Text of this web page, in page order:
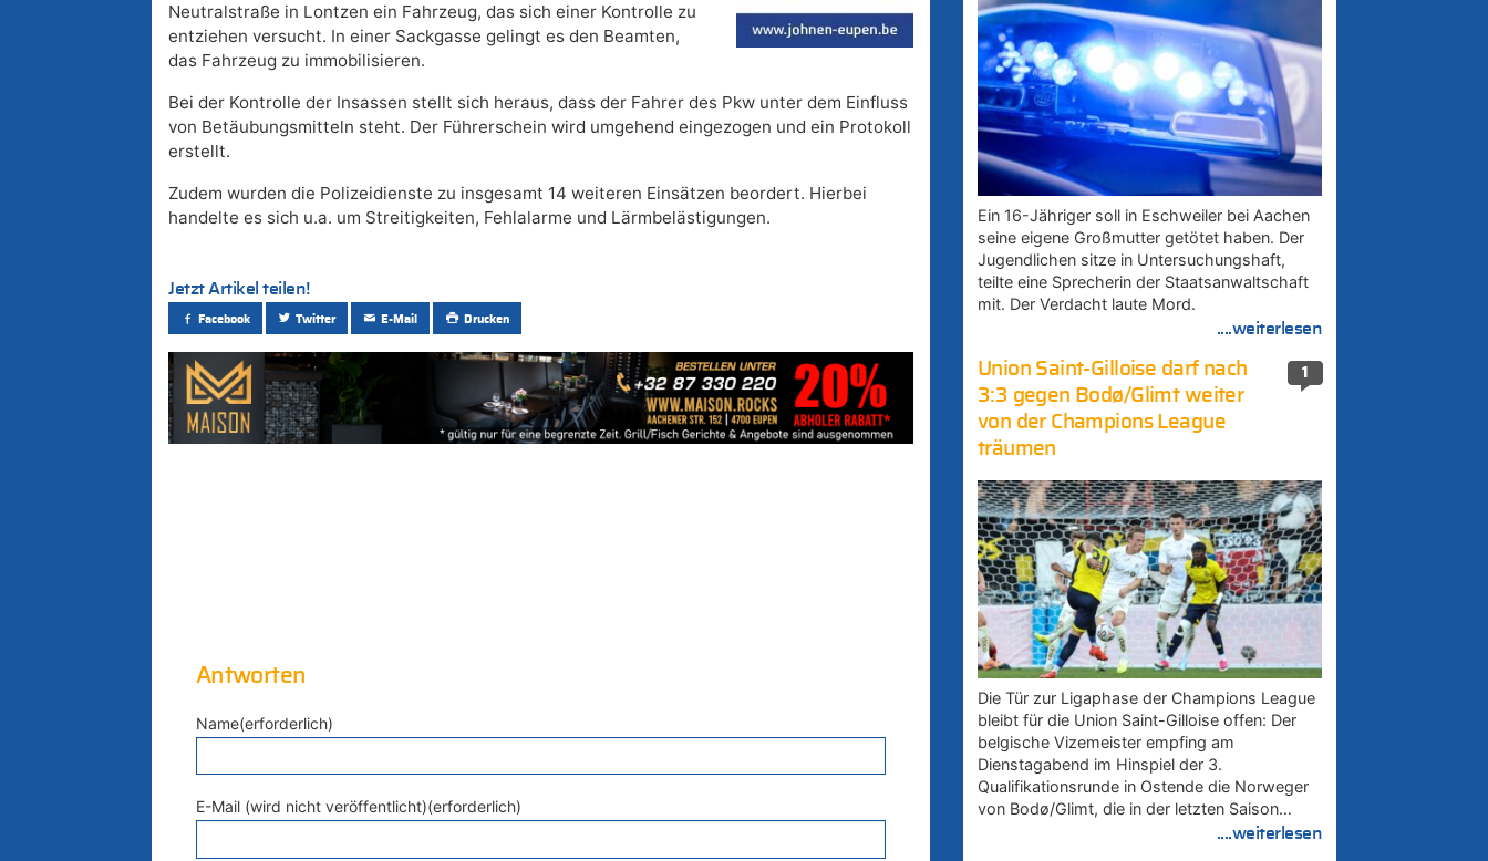
Neutralstraße in Lontzen ein Fahrzeug, das sich einer Kontrolle zu
entziehen versucht. In einer Sackgasse gelingt es den Beamten,
das Fahrzeug zu immobilisieren.
Bei der Kontrolle der Insassen stellt sich heraus, dass der Fahrer des Pkw unter dem Einfluss
von Betäubungsmitteln steht. Der Führerschein wird umgehend eingezogen und ein Protokoll
erstellt.
Zudem wurden die Polizeidienste zu insgesamt 14 weiteren Einsätzen beordert. Hierbei
handelte es sich u.a. um Streitigkeiten, Fehlalarme und Lärmbelästigungen.
Jetzt Artikel teilen!
Facebook Twitter E-Mail Drucken
Antworten
Name(erforderlich)
E-Mail (wird nicht veröffentlicht)(erforderlich)
Ein 16-Jähriger soll in Eschweiler bei Aachen
seine eigene Großmutter getötet haben. Der
Jugendlichen sitze in Untersuchungshaft,
teilte eine Sprecherin der Staatsanwaltschaft
mit. Der Verdacht laute Mord.
....weiterlesen
1
Union Saint-Gilloise darf nach
3:3 gegen Bodø/Glimt weiter
von der Champions League
träumen
Die Tür zur Ligaphase der Champions League
bleibt für die Union Saint-Gilloise offen: Der
belgische Vizemeister empfing am
Dienstagabend im Hinspiel der 3.
Qualifikationsrunde in Ostende die Norweger
von Bodø/Glimt, die in der letzten Saison…
....weiterlesen